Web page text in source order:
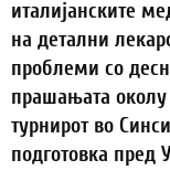
италијанските
на детални
проблеми со
прашањата околу
турнирот во
подготовка пред